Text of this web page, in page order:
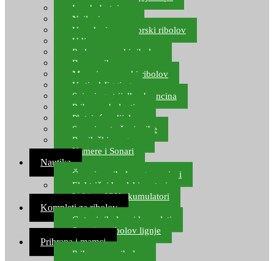
Lov hobotnice
Najloni za more
Upredenice za morski ribolov
Udice za more
Perle za morski ribolov
Brum prihrana za more
Mamci za morski ribolov
Vertical Jigging
Spinning strijelke, brancina
Pribor za bolentino
Plutajuća odijela
Sonari za traženje ribe
Ronilački program
Kamere i Sonari
Nautika
Čamci za ribolov, gumenjaci
Električni brodski motori
Lithium ION akumulatori
Kompleti za ribolov
Gotovi ribolovni kompleti
Setovi za ribolov lignje
Prihrana i mamci
Prihrana za ribolov